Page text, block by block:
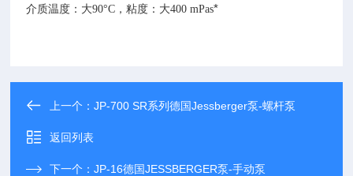
介质温度：大90°C，粘度：大400 mPas*
上一个：JP-700 SR系列德国Jessberger泵-螺杆泵
返回列表
下一个：JP-16德国JESSBERGER泵-手动泵